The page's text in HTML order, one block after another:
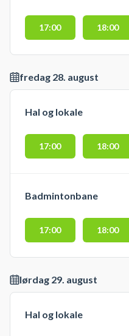
17:00 18:00
fredag 28. august
Hal og lokale
17:00 18:00
Badmintonbane
17:00 18:00
lørdag 29. august
Hal og lokale